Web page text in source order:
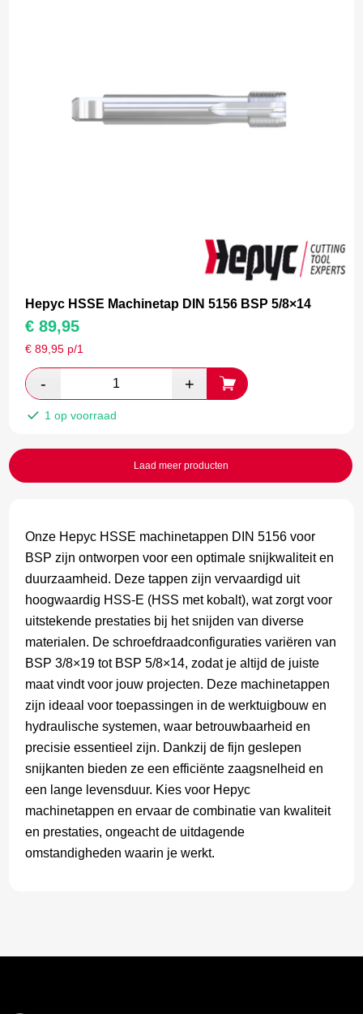
Onze Hepyc HSSE machinetappen DIN 5156 voor
BSP zijn ontworpen voor een optimale snijkwaliteit en
duurzaamheid. Deze tappen zijn vervaardigd uit
hoogwaardig HSS-E (HSS met kobalt), wat zorgt voor
uitstekende prestaties bij het snijden van diverse
materialen. De schroefdraadconfiguraties variëren van
BSP 3/8×19 tot BSP 5/8×14, zodat je altijd de juiste
maat vindt voor jouw projecten. Deze machinetappen
zijn ideaal voor toepassingen in de werktuigbouw en
hydraulische systemen, waar betrouwbaarheid en
precisie essentieel zijn. Dankzij de fijn geslepen
snijkanten bieden ze een efficiënte zaagsnelheid en
een lange levensduur. Kies voor Hepyc
machinetappen en ervaar de combinatie van kwaliteit
en prestaties, ongeacht de uitdagende
omstandigheden waarin je werkt.
Hepyc HSSE Machinetap DIN 5156 BSP 5/8×14
€ 89,95
€89,95 p/1
1 op voorraad
Laad meer producten